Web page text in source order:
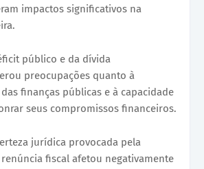
impactos significativos na
público e da dívida
preocupações quanto à
finanças públicas e à capacidade
seus compromissos financeiros.
jurídica provocada pela
fiscal afetou negativamente